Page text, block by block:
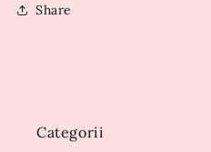
Share
Categorii